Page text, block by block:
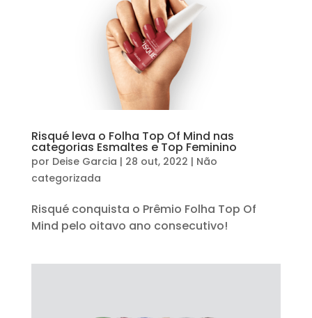
Risqué leva o Folha Top Of Mind nas
categorias Esmaltes e Top Feminino
por Deise Garcia | 28 out, 2022 | Não
categorizada
Risqué conquista o Prêmio Folha Top Of
Mind pelo oitavo ano consecutivo!